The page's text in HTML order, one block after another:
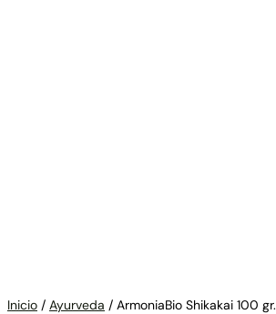
Inicio / Ayurveda / ArmoniaBio Shikakai 100 gr.